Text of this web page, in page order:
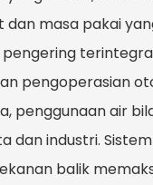
masa pakai
pengoperasian
penggunaan air
dan industri.
balik